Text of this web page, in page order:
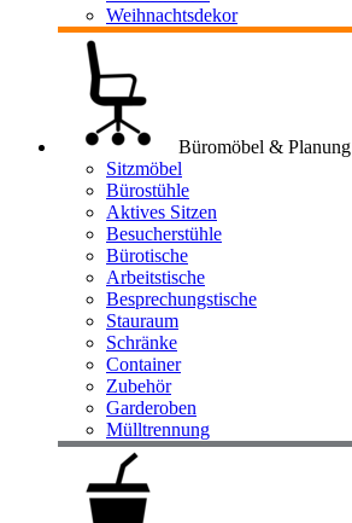
Weihnachtsdekor
Büromöbel & Planung
Sitzmöbel
Bürostühle
Aktives Sitzen
Besucherstühle
Bürotische
Arbeitstische
Besprechungstische
Stauraum
Schränke
Container
Zubehör
Garderoben
Mülltrennung